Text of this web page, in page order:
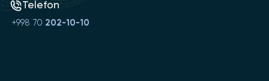
Telefon
+998 70 202-10-10